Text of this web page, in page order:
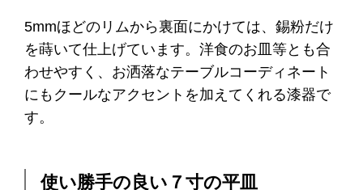
5mmほどのリムから裏面にかけては、錫粉だけ
を蒔いて仕上げています。洋食のお皿等とも合
わせやすく、お洒落なテーブルコーディネート
にもクールなアクセントを加えてくれる漆器で
す。
使い勝手の良い７寸の平皿